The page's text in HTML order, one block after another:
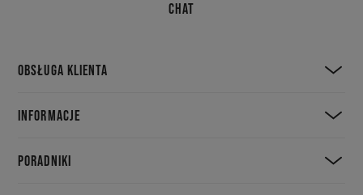
CHAT
OBSŁUGA KLIENTA
INFORMACJE
PORADNIKI